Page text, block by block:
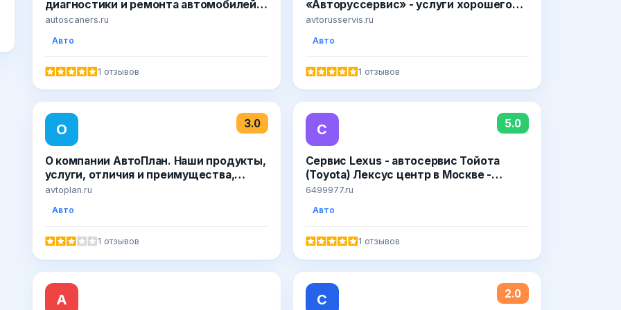
диагностики и ремонта автомобилей |
диагностическое оборудование для
автодиагностики | большой выбор,
autoscaners.ru
Авто
1 отзывов
«Авторуссервис» - услуги хорошего
автосервиса в СВАО на Огородном
avtorusservis.ru
Авто
1 отзывов
О 3.0
О компании АвтоПлан. Наши продукты,
услуги, отличия и преимущества,
история
avtoplan.ru
Авто
1 отзывов
С 5.0
Сервис Lexus - автосервис Тойота
(Toyota) Лексус центр в Москве -
официальный сайт техцентра на
6499977.ru
Авто
1 отзывов
А С 2.0